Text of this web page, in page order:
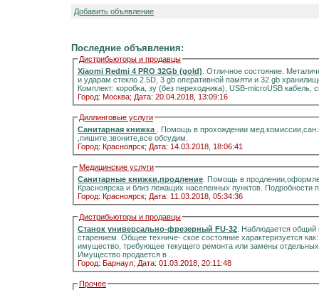
Добавить объявление
Последние объявления:
Дистрибьюторы и продавцы
Xiaomi Redmi 4 PRO 32Gb (gold) . Отличное состояние.
и ударам стекло 2.5D, 3 gb оперативной памяти и 32 gb
Комплект: коробка, зу (без переходника), USB-microUSB
Город: Москва; Дата: 20.04.2018, 13:09:16
Диллинговые услуги
Санитарная книжка
. Помощь в прохождении
,пишите,звоните,все обсудим.
Город: Красноярск; Дата: 14.03.2018, 18:06:41
Медицинские услуги
Санитарные книжки,продление . Помощь в
Красноярска и близ лежащих населенных пунктов.
Город: Красноярск; Дата: 11.03.2018, 05:34:36
Дистрибьюторы и продавцы
Станок универсально-фрезерный FU-32 . Наблюдается
старением. Общее техниче- ское состояние характеризуется
имущество, требующее текущего ремонта или замены
Имущество продается в ...
Город: Барнаул; Дата: 01.03.2018, 20:11:48
Прочее